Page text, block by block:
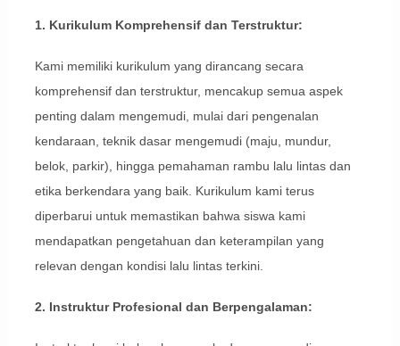
1. Kurikulum Komprehensif dan Terstruktur:
Kami memiliki kurikulum yang dirancang secara
komprehensif dan terstruktur, mencakup semua aspek
penting dalam mengemudi, mulai dari pengenalan
kendaraan, teknik dasar mengemudi (maju, mundur,
belok, parkir), hingga pemahaman rambu lalu lintas dan
etika berkendara yang baik. Kurikulum kami terus
diperbarui untuk memastikan bahwa siswa kami
mendapatkan pengetahuan dan keterampilan yang
relevan dengan kondisi lalu lintas terkini.
2. Instruktur Profesional dan Berpengalaman: